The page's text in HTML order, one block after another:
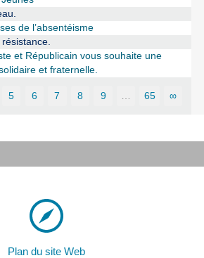
de l’absentéisme
et Républicain vous souhaite une
et fraternelle.
5 6 7 8 9 65 ∞
Plan du site Web